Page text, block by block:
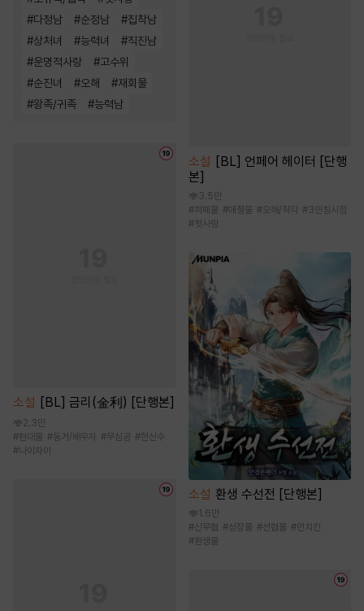
#다정남 #순정남 #집착남
#상처녀 #능력녀 #직진남
#운명적사랑 #고수위
#순진녀 #오해 #재회물
#왕족/귀족 #능력남
소설 [BL] 금리(金利) [단행본]
2.3만
#현대물 #동거/배우자 #무심공 #헌신수
#나이차이
소설 [BL] 언페어 헤이터 [단행
본]
3.5만
#피폐물 #애절물 #오해/착각 #3인칭시점
#첫사랑
소설 환생 수선전 [단행본]
1.6만
#신무협 #성장물 #선협물 #먼치킨
#환생물